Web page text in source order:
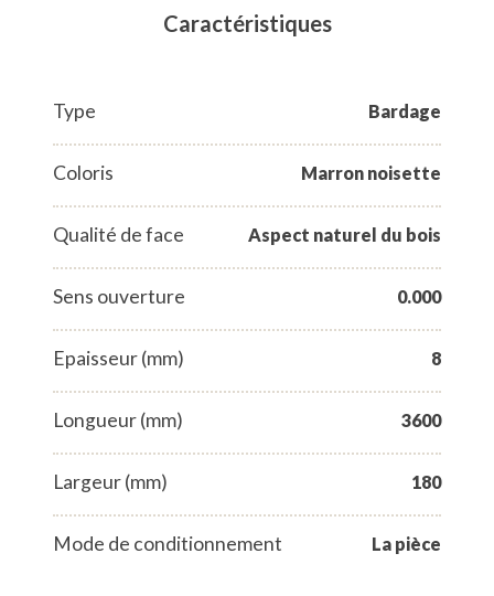
Caractéristiques
Type Bardage
Coloris Marron noisette
Qualité de face Aspect naturel du bois
Sens ouverture 0.000
Epaisseur (mm) 8
Longueur (mm) 3600
Largeur (mm) 180
Mode de conditionnement La pièce